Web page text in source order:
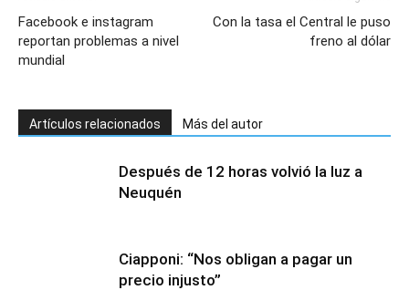
Facebook e instagram
reportan problemas a nivel
mundial
Con la tasa el Central le puso
freno al dólar
Artículos relacionados Más del autor
Después de 12 horas volvió la luz a
Neuquén
Ciapponi: “Nos obligan a pagar un
precio injusto”